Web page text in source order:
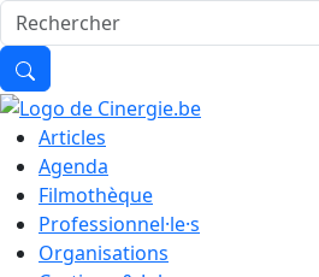
Articles
Agenda
Filmothèque
Professionnel·le·s
Organisations